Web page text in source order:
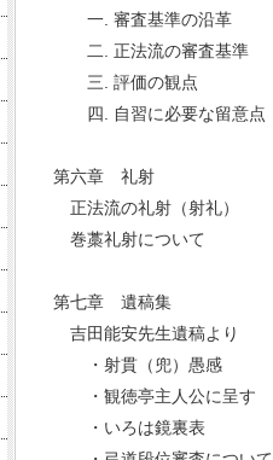
一. 審査基準の沿革
二. 正法流の審査基準
三. 評価の観点
四. 自習に必要な留意点
第六章 礼射
正法流の礼射（射礼）
巻藁礼射について
第七章 遺稿集
吉田能安先生遺稿より
・射貫（兜）愚感
・観徳亭主人公に呈す
・いろは鏡裏表